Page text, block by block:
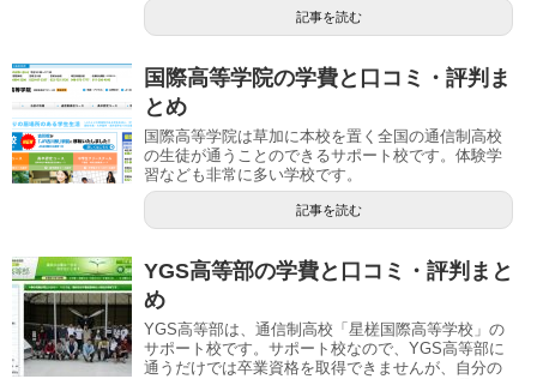
記事を読む
国際高等学院の学費と口コミ・評判ま
とめ
国際高等学院は草加に本校を置く全国の通信制高校
の生徒が通うことのできるサポート校です。体験学
習なども非常に多い学校です。
記事を読む
YGS高等部の学費と口コミ・評判まと
め
YGS高等部は、通信制高校「星槎国際高等学校」の
サポート校です。サポート校なので、YGS高等部に
通うだけでは卒業資格を取得できませんが、自分の